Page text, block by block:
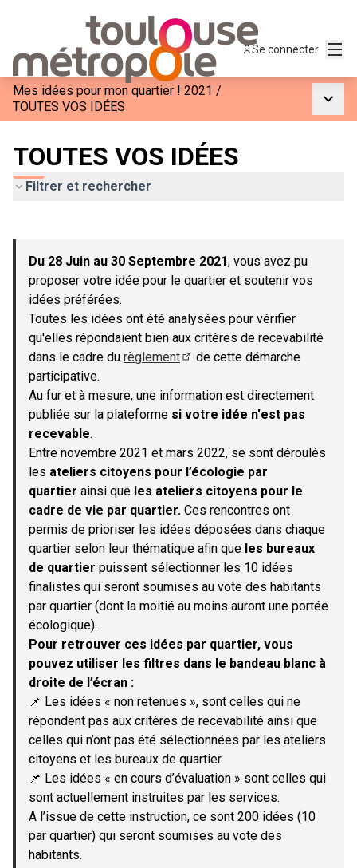
Se connecter
Mes idées pour mon quartier ! 2021 /
TOUTES VOS IDÉES
TOUTES VOS IDÉES
Filtrer et rechercher
−
Du 28 Juin au 30 Septembre 2021, vous avez pu
proposer votre idée pour le quartier et soutenir vos
idées préférées.
Toutes les idées ont été analysées pour vérifier
qu'elles répondaient bien aux critères de recevabilité
dans le cadre du règlement
de cette démarche
participative.
Au fur et à mesure, une information est directement
publiée sur la plateforme si votre idée n'est pas
recevable.
Entre novembre 2021 et mars 2022, se sont déroulés
les ateliers citoyens pour l’écologie par
quartier ainsi que les ateliers citoyens pour le
cadre de vie par quartier. Ces rencontres ont
permis de prioriser les idées déposées dans chaque
quartier selon leur thématique afin que les bureaux
de quartier puissent sélectionner les 10 idées
finalistes qui seront soumises au vote des habitants
par quartier (dont la moitié au moins auront une portée
écologique).
Pour retrouver ces idées par quartier, vous
pouvez utiliser les filtres dans le bandeau blanc à
droite de l’écran :
📌 Les idées « non retenues », sont celles qui ne
répondent pas aux critères de recevabilité ainsi que
celles qui n’ont pas été sélectionnées par les ateliers
citoyens et les bureaux de quartier.
📌 Les idées « en cours d’évaluation » sont celles qui
sont actuellement instruites par les services.
A l’issue de cette instruction, ce sont 200 idées (10
par quartier) qui seront soumises au vote des
habitants.